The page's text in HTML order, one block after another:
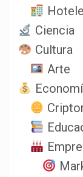
Ciencia
Cultura
Arte